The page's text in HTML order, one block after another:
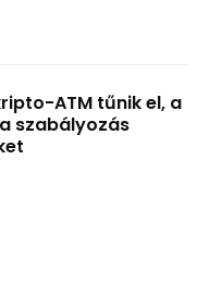
ATM tűnik el, a
szabályozás